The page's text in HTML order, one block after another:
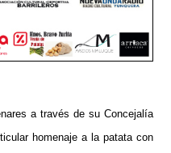
a través de su Concejalía
homenaje a la patata con